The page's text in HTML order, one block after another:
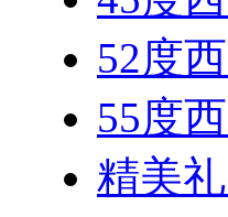
52度
55度
精美